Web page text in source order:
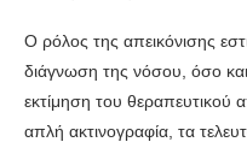
Ο ρόλος της απεικόνισης
διάγνωση της νόσου, όσο
εκτίμηση του θεραπευτικού
απλή ακτινογραφία, τα